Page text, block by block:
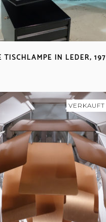
TISCHLAMPE IN LEDER, 1970
VERKAUFT